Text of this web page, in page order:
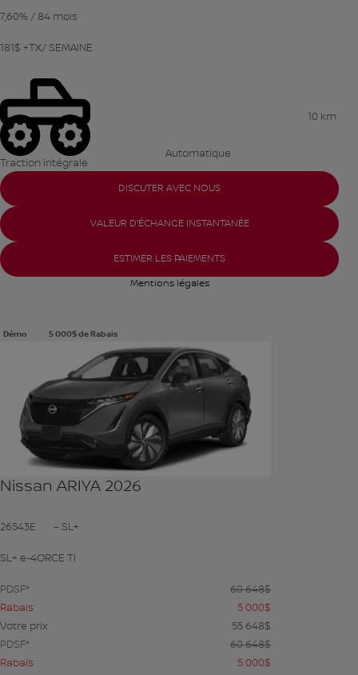
7,60% / 84 mois
181$ +TX/ SEMAINE
Traction intégrale
Automatique
10 km
DISCUTER AVEC NOUS
VALEUR D'ÉCHANGE INSTANTANÉE
ESTIMER LES PAIEMENTS
Mentions légales
Démo 5 000$de Rabais
VOIR PLUS
Nissan ARIYA 2026
26543E – SL+
SL+ e-4ORCE TI
PDSF* 60 648$
Rabais
5 000$
Votre prix
55 648$
PDSF*
60 648$
Rabais
5 000$